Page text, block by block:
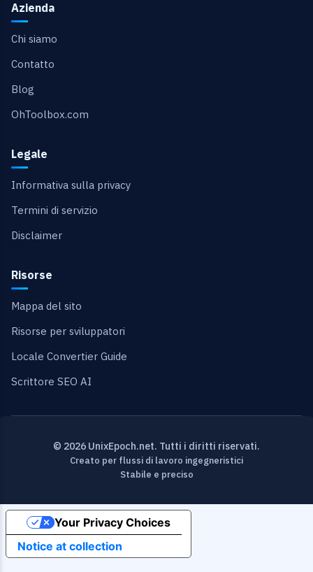
Azienda
Chi siamo
Contatto
Blog
OhToolbox.com
Legale
Informativa sulla privacy
Termini di servizio
Disclaimer
Risorse
Mappa del sito
Risorse per sviluppatori
Locale Convertier Guide
Scrittore SEO AI
© 2026 UnixEpoch.net. Tutti i diritti riservati.
Creato per flussi di lavoro ingegneristici
Stabile e preciso
Notice at collection
Your Privacy Choices